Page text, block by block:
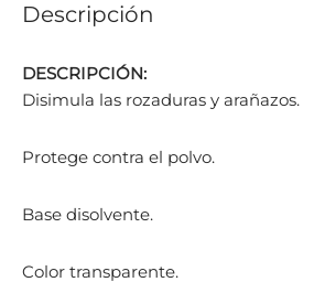
Descripción
DESCRIPCIÓN:
Disimula las rozaduras y arañazos.
Protege contra el polvo.
Base disolvente.
Color transparente.